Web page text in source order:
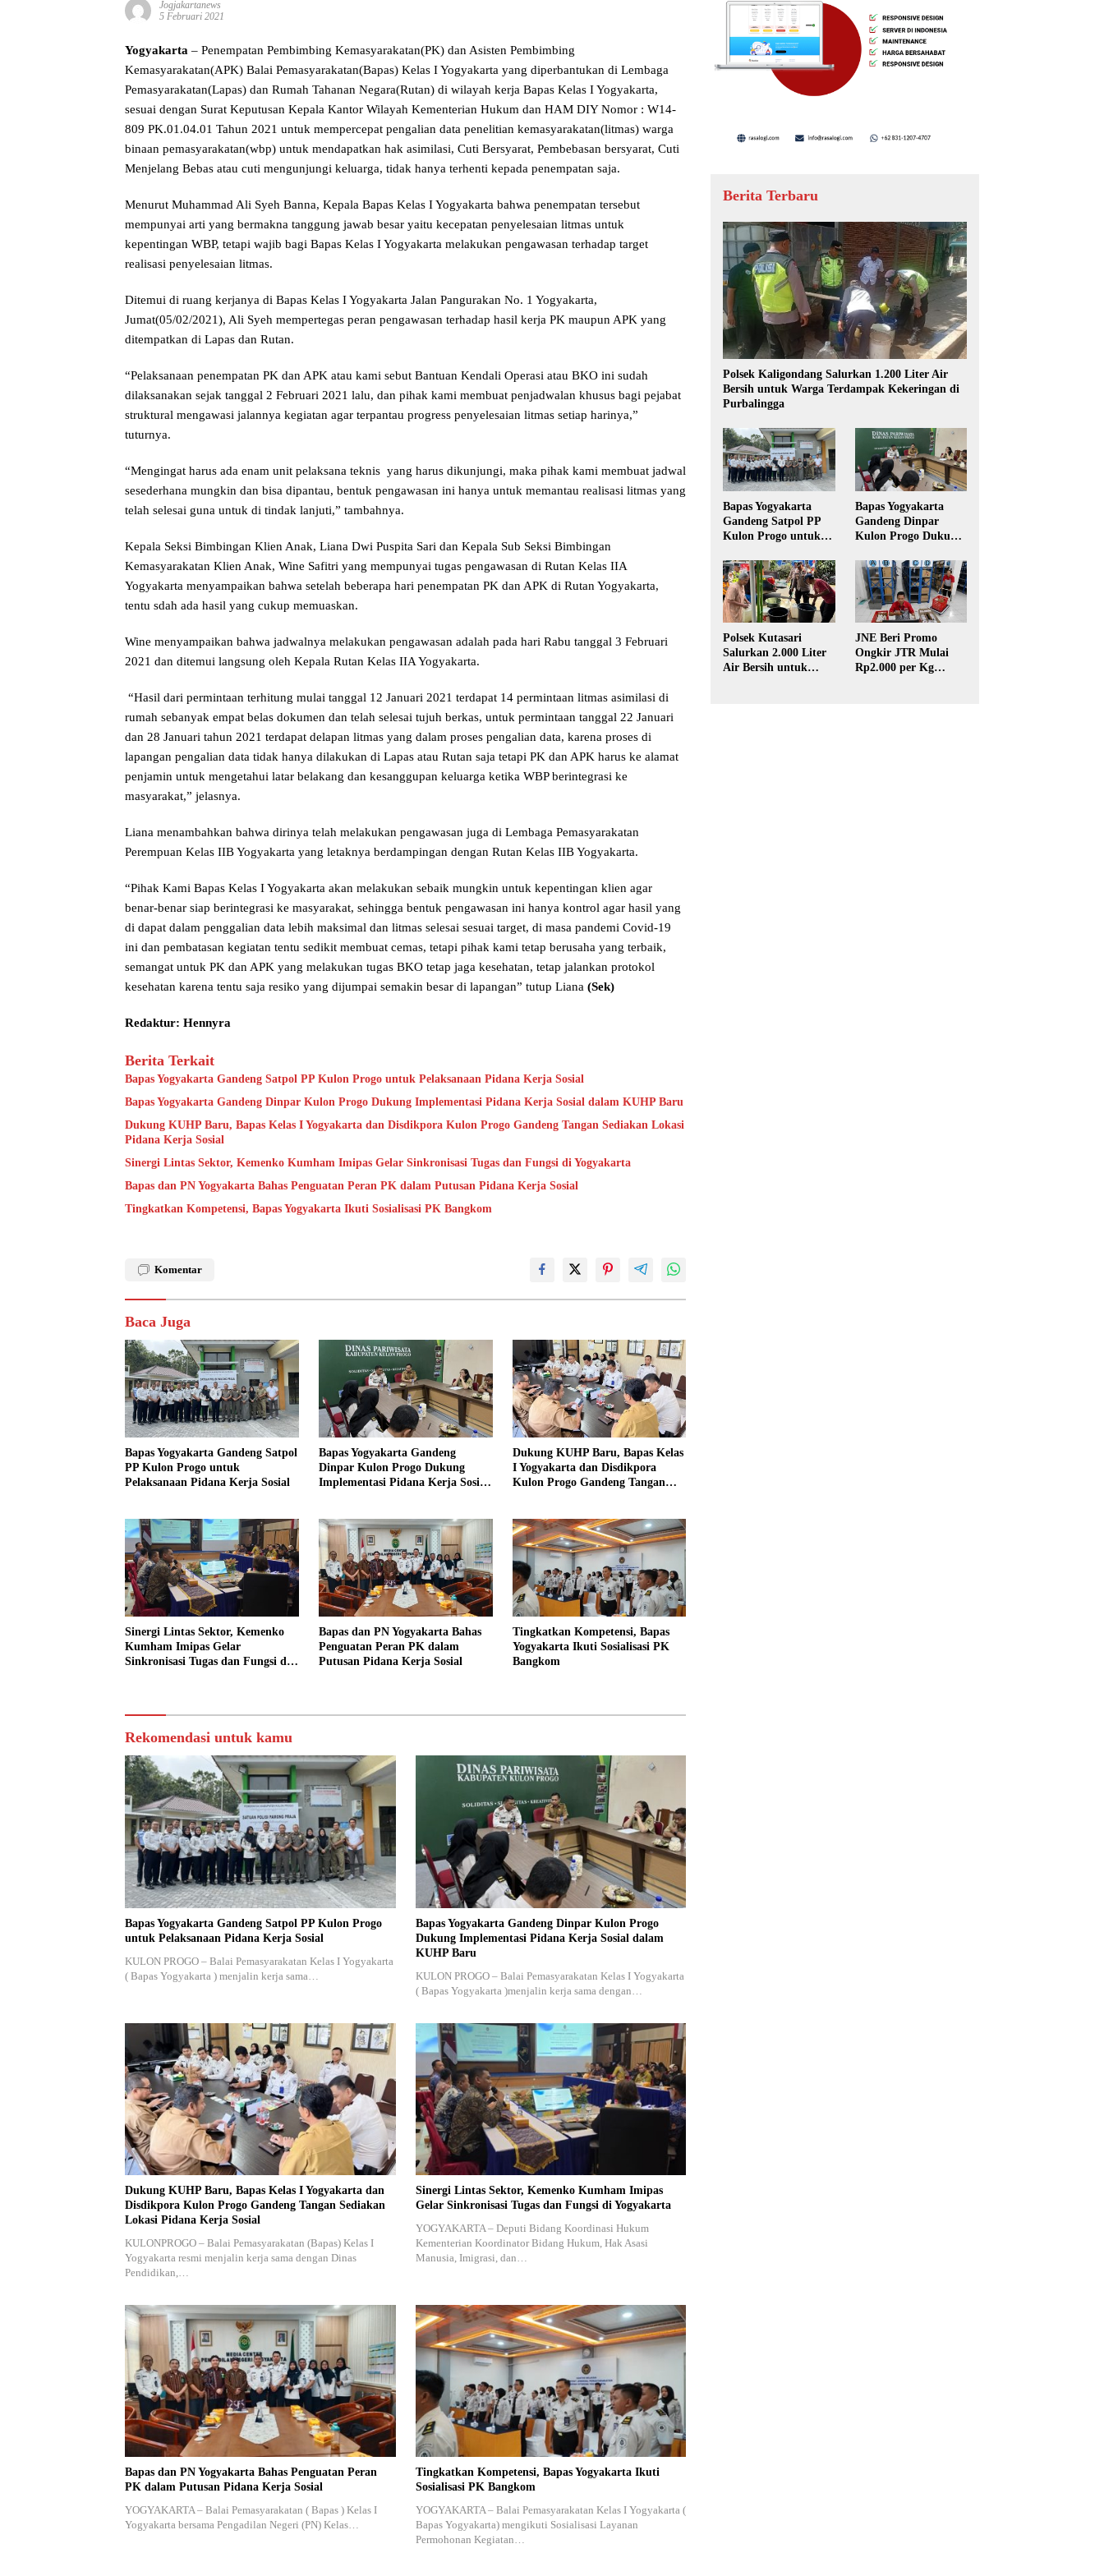
Jogjakartanews
5 Februari 2021
Yogyakarta – Penempatan Pembimbing Kemasyarakatan(PK) dan Asisten Pembimbing
Kemasyarakatan(APK) Balai Pemasyarakatan(Bapas) Kelas I Yogyakarta yang diperbantukan di Lembaga
Pemasyarakatan(Lapas) dan Rumah Tahanan Negara(Rutan) di wilayah kerja Bapas Kelas I Yogyakarta,
sesuai dengan Surat Keputusan Kepala Kantor Wilayah Kementerian Hukum dan HAM DIY Nomor : W14-
809 PK.01.04.01 Tahun 2021 untuk mempercepat pengalian data penelitian kemasyarakatan(litmas) warga
binaan pemasyarakatan(wbp) untuk mendapatkan hak asimilasi, Cuti Bersyarat, Pembebasan bersyarat, Cuti
Menjelang Bebas atau cuti mengunjungi keluarga, tidak hanya terhenti kepada penempatan saja.
Menurut Muhammad Ali Syeh Banna, Kepala Bapas Kelas I Yogyakarta bahwa penempatan tersebut
mempunyai arti yang bermakna tanggung jawab besar yaitu kecepatan penyelesaian litmas untuk
kepentingan WBP, tetapi wajib bagi Bapas Kelas I Yogyakarta melakukan pengawasan terhadap target
realisasi penyelesaian litmas.
Ditemui di ruang kerjanya di Bapas Kelas I Yogyakarta Jalan Pangurakan No. 1 Yogyakarta,
Jumat(05/02/2021), Ali Syeh mempertegas peran pengawasan terhadap hasil kerja PK maupun APK yang
ditempatkan di Lapas dan Rutan.
“Pelaksanaan penempatan PK dan APK atau kami sebut Bantuan Kendali Operasi atau BKO ini sudah
dilaksanakan sejak tanggal 2 Februari 2021 lalu, dan pihak kami membuat penjadwalan khusus bagi pejabat
struktural mengawasi jalannya kegiatan agar terpantau progress penyelesaian litmas setiap harinya,”
tuturnya.
“Mengingat harus ada enam unit pelaksana teknis yang harus dikunjungi, maka pihak kami membuat jadwal
sesederhana mungkin dan bisa dipantau, bentuk pengawasan ini hanya untuk memantau realisasi litmas yang
telah selesai guna untuk di tindak lanjuti,” tambahnya.
Kepala Seksi Bimbingan Klien Anak, Liana Dwi Puspita Sari dan Kepala Sub Seksi Bimbingan
Kemasyarakatan Klien Anak, Wine Safitri yang mempunyai tugas pengawasan di Rutan Kelas IIA
Yogyakarta menyampaikan bahwa setelah beberapa hari penempatan PK dan APK di Rutan Yogyakarta,
tentu sdah ada hasil yang cukup memuaskan.
Wine menyampaikan bahwa jadwalnya melakukan pengawasan adalah pada hari Rabu tanggal 3 Februari
2021 dan ditemui langsung oleh Kepala Rutan Kelas IIA Yogyakarta.
“Hasil dari permintaan terhitung mulai tanggal 12 Januari 2021 terdapat 14 permintaan litmas asimilasi di
rumah sebanyak empat belas dokumen dan telah selesai tujuh berkas, untuk permintaan tanggal 22 Januari
dan 28 Januari tahun 2021 terdapat delapan litmas yang dalam proses pengalian data, karena proses di
lapangan pengalian data tidak hanya dilakukan di Lapas atau Rutan saja tetapi PK dan APK harus ke alamat
penjamin untuk mengetahui latar belakang dan kesanggupan keluarga ketika WBP berintegrasi ke
masyarakat,” jelasnya.
Liana menambahkan bahwa dirinya telah melakukan pengawasan juga di Lembaga Pemasyarakatan
Perempuan Kelas IIB Yogyakarta yang letaknya berdampingan dengan Rutan Kelas IIB Yogyakarta.
“Pihak Kami Bapas Kelas I Yogyakarta akan melakukan sebaik mungkin untuk kepentingan klien agar
benar-benar siap berintegrasi ke masyarakat, sehingga bentuk pengawasan ini hanya kontrol agar hasil yang
di dapat dalam penggalian data lebih maksimal dan litmas selesai sesuai target, di masa pandemi Covid-19
ini dan pembatasan kegiatan tentu sedikit membuat cemas, tetapi pihak kami tetap berusaha yang terbaik,
semangat untuk PK dan APK yang melakukan tugas BKO tetap jaga kesehatan, tetap jalankan protokol
kesehatan karena tentu saja resiko yang dijumpai semakin besar di lapangan” tutup Liana (Sek)
Redaktur: Hennyra
Berita Terkait
Bapas Yogyakarta Gandeng Satpol PP Kulon Progo untuk Pelaksanaan Pidana Kerja Sosial
Bapas Yogyakarta Gandeng Dinpar Kulon Progo Dukung Implementasi Pidana Kerja Sosial dalam KUHP Baru
Dukung KUHP Baru, Bapas Kelas I Yogyakarta dan Disdikpora Kulon Progo Gandeng Tangan Sediakan Lokasi
Pidana Kerja Sosial
Sinergi Lintas Sektor, Kemenko Kumham Imipas Gelar Sinkronisasi Tugas dan Fungsi di Yogyakarta
Bapas dan PN Yogyakarta Bahas Penguatan Peran PK dalam Putusan Pidana Kerja Sosial
Tingkatkan Kompetensi, Bapas Yogyakarta Ikuti Sosialisasi PK Bangkom
Komentar
Baca Juga
Bapas Yogyakarta Gandeng Satpol
PP Kulon Progo untuk
Pelaksanaan Pidana Kerja Sosial
Bapas Yogyakarta Gandeng
Dinpar Kulon Progo Dukung
Implementasi Pidana Kerja Sosial
Dukung KUHP Baru, Bapas Kelas
I Yogyakarta dan Disdikpora
Kulon Progo Gandeng Tangan
Sinergi Lintas Sektor, Kemenko
Kumham Imipas Gelar
Sinkronisasi Tugas dan Fungsi di
Bapas dan PN Yogyakarta Bahas
Penguatan Peran PK dalam
Putusan Pidana Kerja Sosial
Tingkatkan Kompetensi, Bapas
Yogyakarta Ikuti Sosialisasi PK
Bangkom
Rekomendasi untuk kamu
Bapas Yogyakarta Gandeng Satpol PP Kulon Progo
untuk Pelaksanaan Pidana Kerja Sosial
KULON PROGO – Balai Pemasyarakatan Kelas I Yogyakarta
( Bapas Yogyakarta ) menjalin kerja sama…
Bapas Yogyakarta Gandeng Dinpar Kulon Progo
Dukung Implementasi Pidana Kerja Sosial dalam
KUHP Baru
KULON PROGO – Balai Pemasyarakatan Kelas I Yogyakarta
( Bapas Yogyakarta )menjalin kerja sama dengan…
Dukung KUHP Baru, Bapas Kelas I Yogyakarta dan
Disdikpora Kulon Progo Gandeng Tangan Sediakan
Lokasi Pidana Kerja Sosial
KULONPROGO – Balai Pemasyarakatan (Bapas) Kelas I
Yogyakarta resmi menjalin kerja sama dengan Dinas
Pendidikan,…
Sinergi Lintas Sektor, Kemenko Kumham Imipas
Gelar Sinkronisasi Tugas dan Fungsi di Yogyakarta
YOGYAKARTA – Deputi Bidang Koordinasi Hukum
Kementerian Koordinator Bidang Hukum, Hak Asasi
Manusia, Imigrasi, dan…
Bapas dan PN Yogyakarta Bahas Penguatan Peran
PK dalam Putusan Pidana Kerja Sosial
YOGYAKARTA – Balai Pemasyarakatan ( Bapas ) Kelas I
Yogyakarta bersama Pengadilan Negeri (PN) Kelas…
Tingkatkan Kompetensi, Bapas Yogyakarta Ikuti
Sosialisasi PK Bangkom
YOGYAKARTA – Balai Pemasyarakatan Kelas I Yogyakarta (
Bapas Yogyakarta) mengikuti Sosialisasi Layanan
Permohonan Kegiatan…
Berita Terbaru
Polsek Kaligondang Salurkan 1.200 Liter Air
Bersih untuk Warga Terdampak Kekeringan di
Purbalingga
Bapas Yogyakarta
Gandeng Satpol PP
Kulon Progo untuk
Kerja Sosial
Bapas Yogyakarta
Gandeng Dinpar
Kulon Progo Dukung
Kerja Sosial dalam
KUHP Baru
Polsek Kutasari
Salurkan 2.000 Liter
Air Bersih untuk
JNE Beri Promo
Ongkir JTR Mulai
Rp2.000 per Kg